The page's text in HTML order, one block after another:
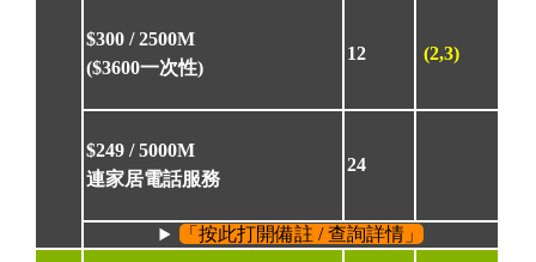
$300 /2500M
($3600一次性)
12 (2,3)
$249 /5000M
連家居電話服務
24
「按此打開備註 / 查詢詳情」